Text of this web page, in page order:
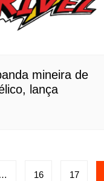
mineira de
lança
… 16 17